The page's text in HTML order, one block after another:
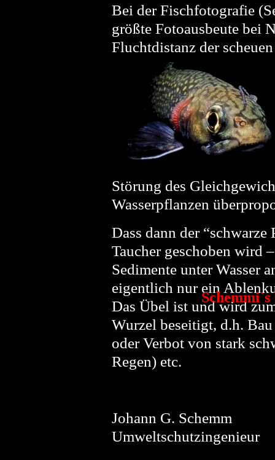
Bei der Fischfotografie
größte Fotoausbeute bei
Fluchtdistanz der
Störung des
Wasserpflanzen
Dass dann der
Taucher geschoben wird
Sedimente unter Wasser
eigentlich nur ein
Das Übel ist und wird
Wurzel beseitigt, d.h.
oder Verbot von stark
Regen) etc.
Johann G. Schemm
Umweltschutzingenieur